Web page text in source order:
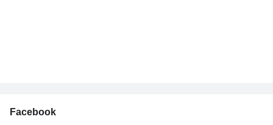
Facebook